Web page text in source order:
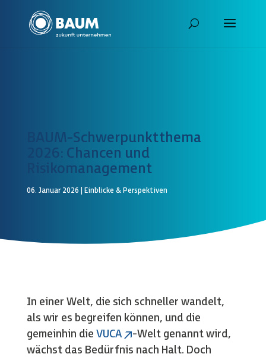
BAUM-Schwerpunktthema
2026: Chancen­ und
Risikomanagement
06. Januar 2026 Einblicke & Perspektiven
In einer Welt, die sich schneller wandelt,
als wir es begreifen können, und die
gemeinhin die VUCA
-Welt genannt wird,
wächst das Bedürfnis nach Halt. Doch